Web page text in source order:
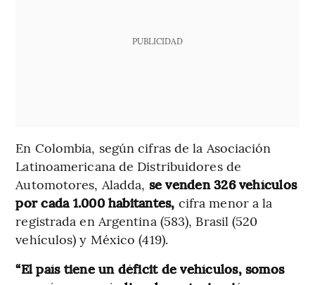
PUBLICIDAD
En Colombia, según cifras de la Asociación
Latinoamericana de Distribuidores de
Automotores, Aladda, se venden 326 vehículos
por cada 1.000 habitantes, cifra menor a la
registrada en Argentina (583), Brasil (520
vehículos) y México (419).
“El país tiene un déficit de vehículos, somos